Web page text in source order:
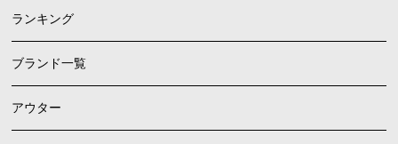
ランキング
ブランド一覧
アウター